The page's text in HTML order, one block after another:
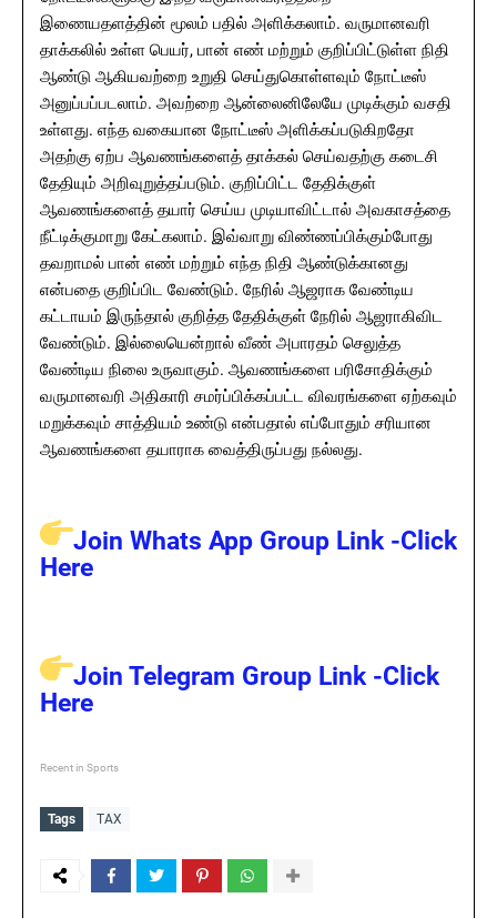
இணையதளத்தின் மூலம் பதில் அளிக்கலாம். வருமானவரி
தாக்கலில் உள்ள பெயர், பான் எண் மற்றும் குறிப்பிட்டுள்ள நிதி
ஆண்டு ஆகியவற்றை உறுதி செய்துகொள்ளவும் நோட்டீஸ்
அனுப்பப்படலாம். அவற்றை ஆன்லைனிலேயே முடிக்கும் வசதி
உள்ளது. எந்த வகையான நோட்டீஸ் அளிக்கப்படுகிறதோ
அதற்கு ஏற்ப ஆவணங்களைத் தாக்கல் செய்வதற்கு கடைசி
தேதியும் அறிவுறுத்தப்படும். குறிப்பிட்ட தேதிக்குள்
ஆவணங்களைத் தயார் செய்ய முடியாவிட்டால் அவகாசத்தை
நீட்டிக்குமாறு கேட்கலாம். இவ்வாறு விண்ணப்பிக்கும்போது
தவறாமல் பான் எண் மற்றும் எந்த நிதி ஆண்டுக்கானது
என்பதை குறிப்பிட வேண்டும். நேரில் ஆஜராக வேண்டிய
கட்டாயம் இருந்தால் குறித்த தேதிக்குள் நேரில் ஆஜராகிவிட
வேண்டும். இல்லையென்றால் வீண் அபாரதம் செலுத்த
வேண்டிய நிலை உருவாகும். ஆவணங்களை பரிசோதிக்கும்
வருமானவரி அதிகாரி சமர்ப்பிக்கப்பட்ட விவரங்களை ஏற்கவும்
மறுக்கவும் சாத்தியம் உண்டு என்பதால் எப்போதும் சரியான
ஆவணங்களை தயாராக வைத்திருப்பது நல்லது.
Join Whats App Group Link -Click
Here
Join Telegram Group Link -Click
Here
Recent in Sports
Tags TAX